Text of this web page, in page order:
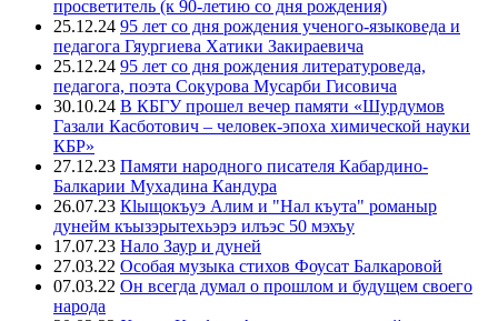
просветитель (к 90-летию со дня рождения)
25.12.24 95 лет со дня рождения ученого-языковеда и
педагога Гяургиева Хатики Закираевича
25.12.24 95 лет со дня рождения литературоведа,
педагога, поэта Сокурова Мусарби Гисовича
30.10.24 В КБГУ прошел вечер памяти «Шурдумов
Газали Касботович – человек-эпоха химической науки
КБР»
27.12.23 Памяти народного писателя Кабардино-
Балкарии Мухадина Кандура
26.07.23 Кlыщокъуэ Алим и "Нал къута" романыр
дунейм къызэрытехьэрэ илъэс 50 мэхъу
17.07.23 Нало Заур и дуней
27.03.22 Особая музыка стихов Фоусат Балкаровой
07.03.22 Он всегда думал о прошлом и будущем своего
народа